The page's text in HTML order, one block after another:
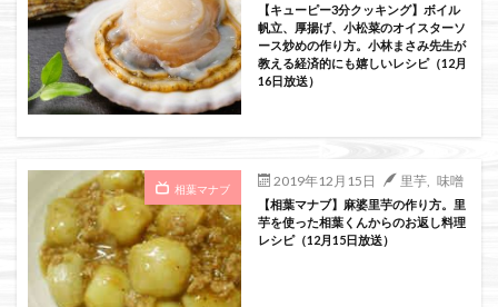
【キューピー3分クッキング】ボイル
帆立、厚揚げ、小松菜のオイスターソ
ース炒めの作り方。小林まさみ先生が
教える経済的にも嬉しいレシピ（12月
16日放送）
相葉マナブ
2019年12月15日 里芋, 味噌
【相葉マナブ】麻婆里芋の作り方。里
芋を使った相葉くんからのお返し料理
レシピ（12月15日放送）